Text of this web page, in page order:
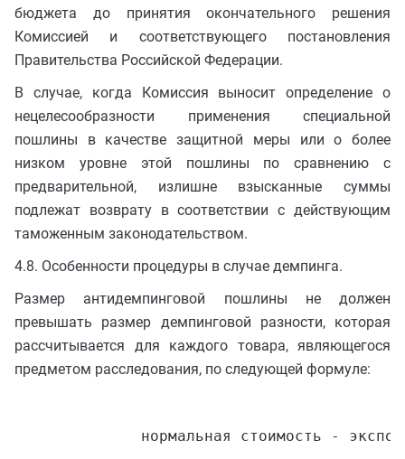
бюджета до принятия окончательного решения
Комиссией и соответствующего постановления
Правительства Российской Федерации.
В случае, когда Комиссия выносит определение о
нецелесообразности применения специальной
пошлины в качестве защитной меры или о более
низком уровне этой пошлины по сравнению с
предварительной, излишне взысканные суммы
подлежат возврату в соответствии с действующим
таможенным законодательством.
4.8. Особенности процедуры в случае демпинга.
Размер антидемпинговой пошлины не должен
превышать размер демпинговой разности, которая
рассчитывается для каждого товара, являющегося
предметом расследования, по следующей формуле:
нормальная стоимость -